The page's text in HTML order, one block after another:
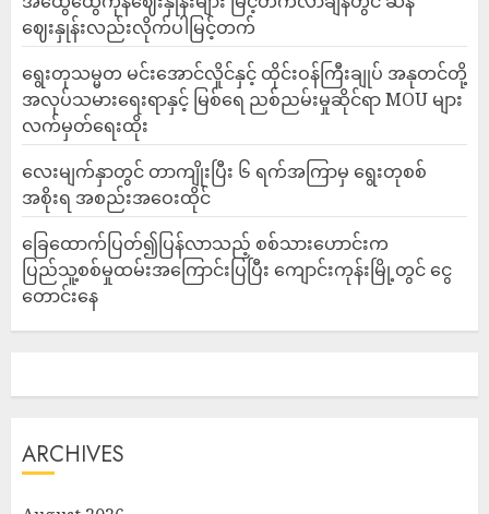
ဈေးနှုန်းလည်းလိုက်ပါမြင့်တက်
ရွေးတုသမ္မတ မင်းအောင်လှိုင်နှင့် ထိုင်းဝန်ကြီးချုပ် အနုတင်တို့
အလုပ်သမားရေးရာနှင့် မြစ်ရေ ညစ်ညမ်းမှုဆိုင်ရာ MOU များ
လက်မှတ်ရေးထိုး
လေးမျက်နှာတွင် တာကျိုးပြီး ၆ ရက်အကြာမှ ရွေးတုစစ်
အစိုးရ အစည်းအဝေးထိုင်
ခြေထောက်ပြတ်၍ပြန်လာသည့် စစ်သားဟောင်းက
ပြည်သူ့စစ်မှုထမ်းအကြောင်းပြပြီး ကျောင်းကုန်းမြို့တွင် ငွေ
တောင်းနေ
ARCHIVES